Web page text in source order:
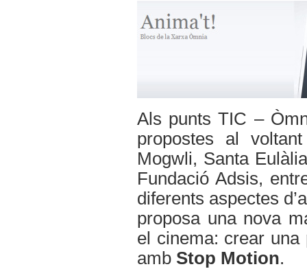
Als punts TIC –
propostes al
Mogwli, Santa
Fundació Adsis,
diferents aspectes
proposa una nova
el cinema: crear una
amb Stop Motion.